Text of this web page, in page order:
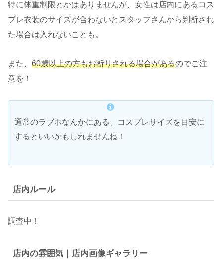
特に体重制限とかはありませんが、女性は店内にあるコス
プレ衣装のサイズが合わないとスタッフさんから判断され
た場合は入れないことも。
また、 60歳以上の方もお断りされる場合があるのでご注
意を！
通常のラブホなんかにある、コスプレサイズを目安に
するといいかもしれませんね！
店内ルール
調査中！
店内の雰囲気｜店内画像ギャラリー